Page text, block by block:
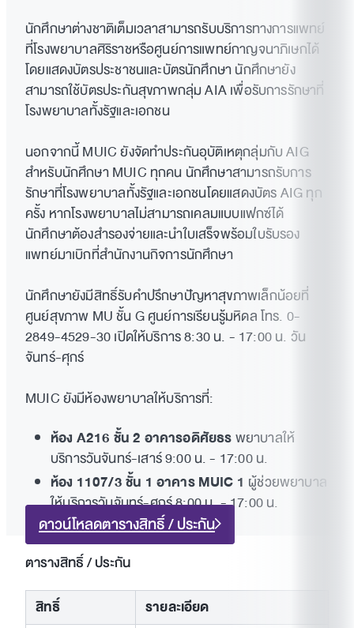
นักศึกษาต่างชาติเต็มเวลาสามารถรับบริการทางการแพทย์
ที่โรงพยาบาลศิริราชหรือศูนย์การแพทย์กาญจนาภิเษกได้
โดยแสดงบัตรประชาชนและบัตรนักศึกษา นักศึกษายัง
สามารถใช้บัตรประกันสุขภาพกลุ่ม AIA เพื่อรับการรักษาที่
โรงพยาบาลทั้งรัฐและเอกชน
นอกจากนี้ MUIC ยังจัดทำประกันอุบัติเหตุกลุ่มกับ AIG
สำหรับนักศึกษา MUIC ทุกคน นักศึกษาสามารถรับการ
รักษาที่โรงพยาบาลทั้งรัฐและเอกชนโดยแสดงบัตร AIG ทุก
ครั้ง หากโรงพยาบาลไม่สามารถเคลมแบบแฟกซ์ได้
นักศึกษาต้องสำรองจ่ายและนำใบเสร็จพร้อมใบรับรอง
แพทย์มาเบิกที่สำนักงานกิจการนักศึกษา
นักศึกษายังมีสิทธิ์รับคำปรึกษาปัญหาสุขภาพเล็กน้อยที่
ศูนย์สุขภาพ MU ชั้น G ศูนย์การเรียนรู้มหิดล โทร. 0-
2849-4529-30 เปิดให้บริการ 8:30 น. - 17:00 น. วัน
จันทร์-ศุกร์
MUIC ยังมีห้องพยาบาลให้บริการที่:
ห้อง A216 ชั้น 2 อาคารอดิศัยธรพยาบาลให้
บริการวันจันทร์-เสาร์ 9:00 น. - 17:00 น.
ห้อง 1107/3 ชั้น 1 อาคาร MUIC 1 ผู้ช่วยพยาบาล
ให้บริการวันจันทร์-ศุกร์ 8:00 น. - 17:00 น.
ดาวน์โหลดตารางสิทธิ์ / ประกัน
ตารางสิทธิ์ / ประกัน
สิทธิ์
รายละเอียด